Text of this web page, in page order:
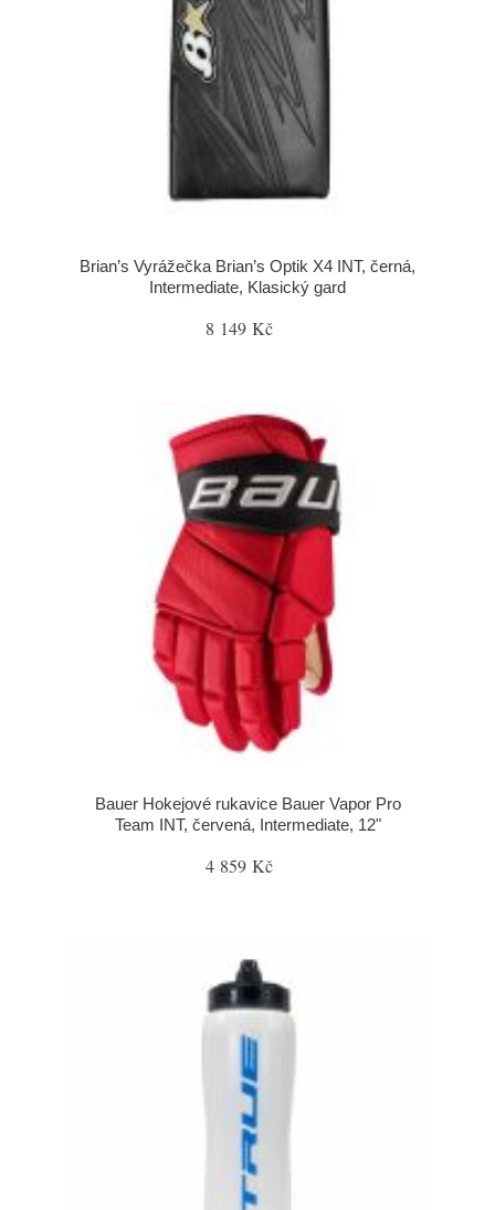
Brian’s Vyrážečka Brian’s Optik X4 INT, černá,
Intermediate, Klasický gard
8 149 Kč
Bauer Hokejové rukavice Bauer Vapor Pro
Team INT, červená, Intermediate, 12"
4 859 Kč